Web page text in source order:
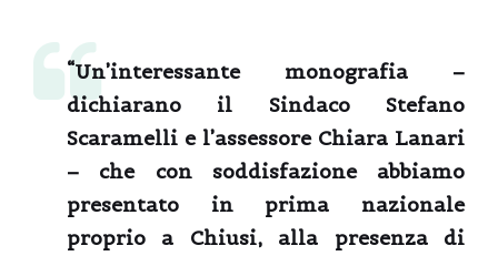
“Un’interessante monografia –
dichiarano il Sindaco Stefano
Scaramelli e l’assessore Chiara Lanari
– che con soddisfazione abbiamo
presentato in prima nazionale
proprio a Chiusi, alla presenza di